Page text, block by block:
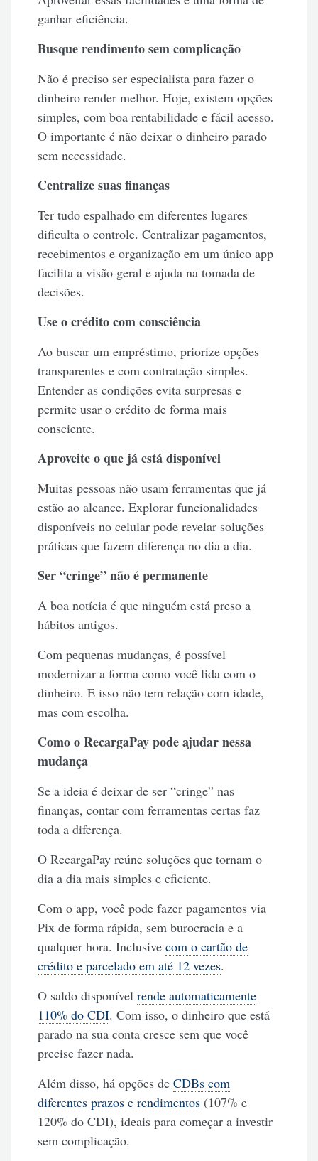
ganhar eficiência.
Busque rendimento sem complicação
Não é preciso ser especialista para fazer o
dinheiro render melhor. Hoje, existem opções
simples, com boa rentabilidade e fácil acesso.
O importante é não deixar o dinheiro parado
sem necessidade.
Centralize suas finanças
Ter tudo espalhado em diferentes lugares
dificulta o controle. Centralizar pagamentos,
recebimentos e organização em um único app
facilita a visão geral e ajuda na tomada de
decisões.
Use o crédito com consciência
Ao buscar um empréstimo, priorize opções
transparentes e com contratação simples.
Entender as condições evita surpresas e
permite usar o crédito de forma mais
consciente.
Aproveite o que já está disponível
Muitas pessoas não usam ferramentas que já
estão ao alcance. Explorar funcionalidades
disponíveis no celular pode revelar soluções
práticas que fazem diferença no dia a dia.
Ser “cringe” não é permanente
A boa notícia é que ninguém está preso a
hábitos antigos.
Com pequenas mudanças, é possível
modernizar a forma como você lida com o
dinheiro. E isso não tem relação com idade,
mas com escolha.
Como o RecargaPay pode ajudar nessa
mudança
Se a ideia é deixar de ser “cringe” nas
finanças, contar com ferramentas certas faz
toda a diferença.
O RecargaPay reúne soluções que tornam o
dia a dia mais simples e eficiente.
Com o app, você pode fazer pagamentos via
Pix de forma rápida, sem burocracia e a
qualquer hora. Inclusivecom o cartão de
crédito e parcelado em até 12 vezes.
O saldo disponívelrende automaticamente
110% do CDI. Com isso, o dinheiro que está
parado na sua conta cresce sem que você
precise fazer nada.
Além disso, há opções deCDBs com
diferentes prazos e rendimentos (107% e
120% do CDI), ideais para começar a investir
sem complicação.